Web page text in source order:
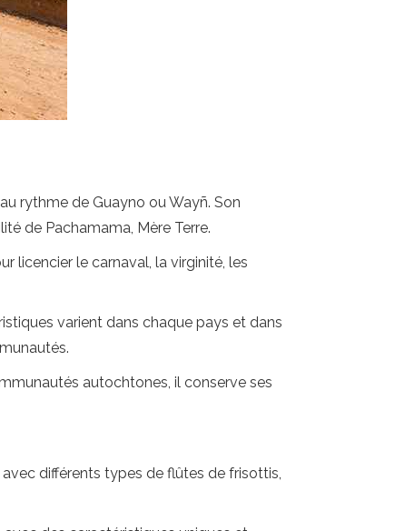
rythme de Guayno ou Wayñ. Son
de Pachamama, Mère Terre.
licencier le carnaval, la virginité, les
varient dans chaque pays et dans
autochtones, il conserve ses
différents types de flûtes de frisottis,